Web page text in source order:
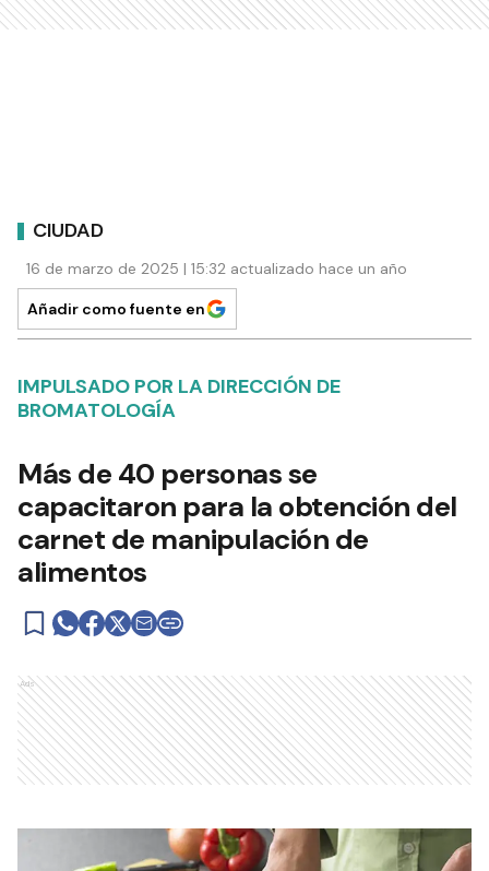
CIUDAD
16 de marzo de 2025 | 15:32 actualizado hace un año
Añadir como fuente en
IMPULSADO POR LA DIRECCIÓN DE
BROMATOLOGÍA
Más de 40 personas se
capacitaron para la obtención del
carnet de manipulación de
alimentos
Ads